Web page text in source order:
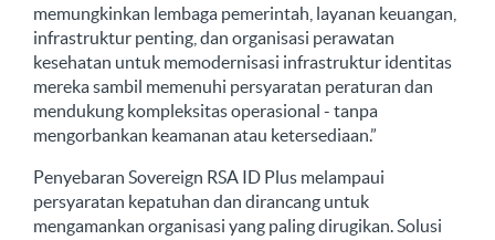
memungkinkan lembaga pemerintah, layanan keuangan,
infrastruktur penting, dan organisasi perawatan
kesehatan untuk memodernisasi infrastruktur identitas
mereka sambil memenuhi persyaratan peraturan dan
mendukung kompleksitas operasional - tanpa
mengorbankan keamanan atau ketersediaan.”
Penyebaran Sovereign RSA ID Plus melampaui
persyaratan kepatuhan dan dirancang untuk
mengamankan organisasi yang paling dirugikan. Solusi